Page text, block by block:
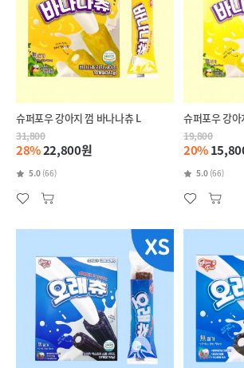
슈퍼포우 강아지 껌 바나나츄 L
31,800
28%22,800원
5.0 (66)
슈퍼포우 강
19,800
20%
5.0 (66)